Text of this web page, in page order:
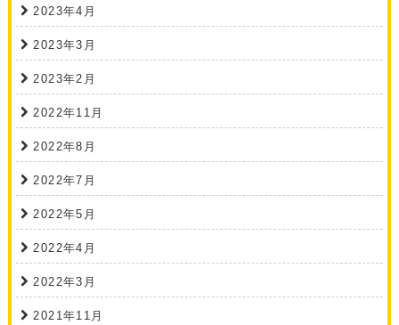
2023年4月
2023年3月
2023年2月
2022年11月
2022年8月
2022年7月
2022年5月
2022年4月
2022年3月
2021年11月